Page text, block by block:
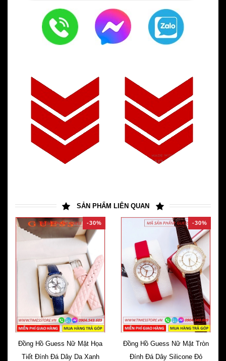
SẢN PHẨM LIÊN QUAN
-30%
Đồng Hồ Guess Nữ Mặt Họa
Tiết Đính Đá Dây Da Xanh
-30%
Đồng Hồ Guess Nữ Mặt Tròn
Đính Đá Dây Silicone Đỏ